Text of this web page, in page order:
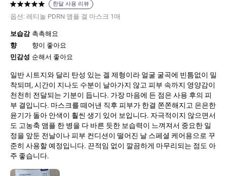
한달 사용 리뷰
옵션: 레티놀 PDRN 앰플 겔 마스크 1매
보습감 촉촉해요
향
향이 좋아요
민감성 순해서 좋아요
일반 시트지와 달리 탄성 있는 겔 제형이라 얼굴 굴곡에 빈틈없이 밀
착되며, 시간이 지나도 수분이 날아가지 않고 피부 속까지 영양감이
천천히 전달되는 기분이 듭니다. 가장 마음에 든 점은 사용 후의 피
부 결입니다. 마스크를 떼어낸 직후 피부가 한결 쫀쫀해지고 은은한
윤기가 돌아 안색이 훨씬 생기 있어 보입니다. 자극적이지 않으면서
도 고농축 앰플 한 병을 다 바른 듯한 보습력이 느껴져서 중요한 일
정을 앞둔 전날이나 피부 컨디션이 떨어진 날 스페셜 케어용으로 꾸
준히 사용할 예정입니다. 끈적임 없이 깔끔하게 마무리되는 점도 아
주 좋습니다.